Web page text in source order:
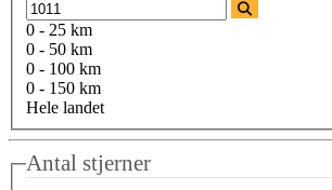
0 - 25 km
0 - 50 km
0 - 100 km
0 - 150 km
Hele landet
Antal stjerner